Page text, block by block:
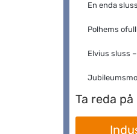
En enda
Polhems
Elvius sluss
Ta reda på